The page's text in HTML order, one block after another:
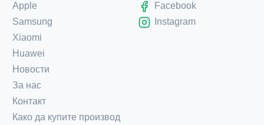
Apple
Samsung
Xiaomi
Huawei
Новости
За нас
Контакт
Како да купите производ
Facebook
Instagram